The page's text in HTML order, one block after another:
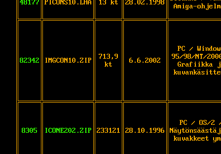
48177 PICONS10.LHA 13 kt 28.02.1998
Amiga-
82342 IMGCON10.ZIP
713,9
kt
6.6.2002
PC /
95/98/NT/
Grafiikka
8305 ICONE202.ZIP 233121 28.10.1996
PC / OS/2
kuvakkeet